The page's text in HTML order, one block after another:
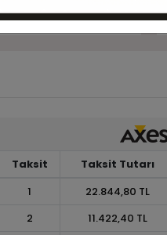
Sepete Ekle
Taksit Taksit Tutarı
1
22.844,80 TL
2
11.422,40 TL